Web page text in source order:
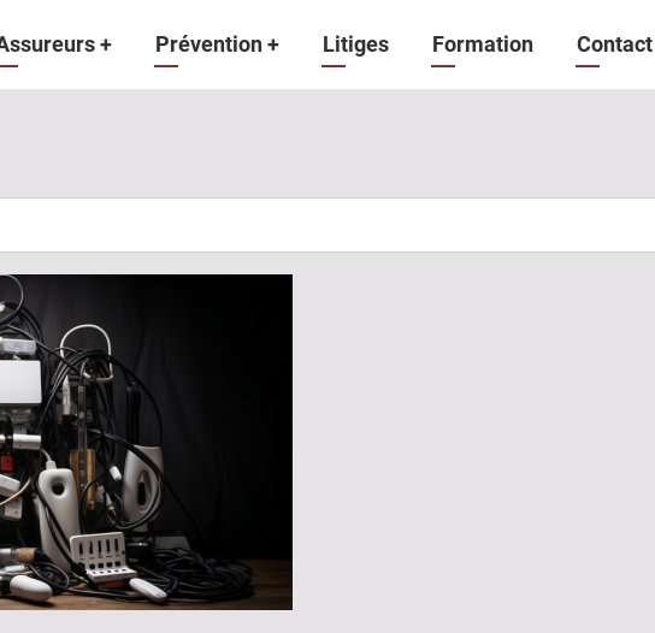
+ Prévention+ Litiges Formation Contact